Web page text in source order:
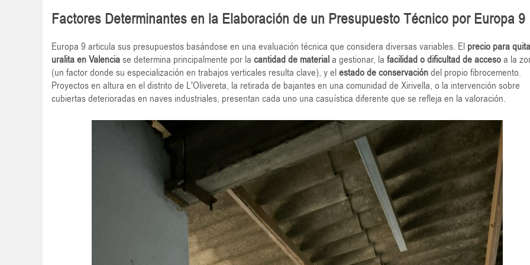
Factores Determinantes en la Elaboración de un Presupuesto Técnico por Europa 9
Europa 9 articula sus presupuestos basándose en una evaluación técnica que considera diversas variables. El precio para
uralita en Valencia se determina principalmente por la cantidad de materiala gestionar, la facilidad o dificultad de accesoa la
(un factor donde su especialización en trabajos verticales resulta clave), y elestado de conservacióndel propio fibrocemento.
Proyectos en altura en el distrito de L'Olivereta, la retirada de bajantes en una comunidad de Xirivella, o la intervención sobre
cubiertas deterioradas en naves industriales, presentan cada uno una casuística diferente que se refleja en la valoración.